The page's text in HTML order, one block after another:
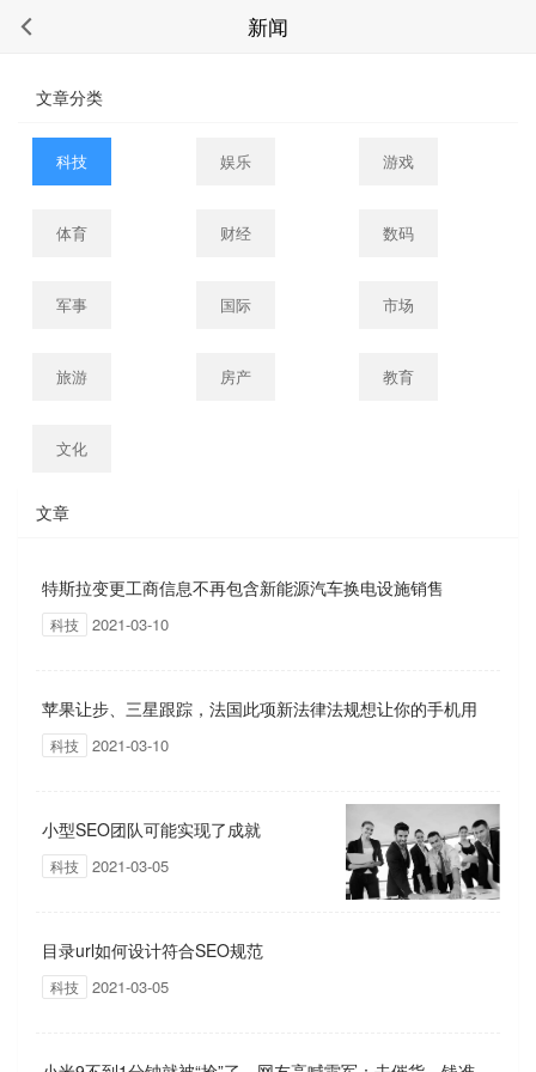
新闻
文章分类
科技 娱乐 游戏
体育 财经 数码
军事 国际 市场
旅游 房产 教育
文化
文章
特斯拉变更工商信息不再包含新能源汽车换电设施销售
科技 2021-03-10
苹果让步、三星跟踪，法国此项新法律法规想让你的手机用
更久
科技 2021-03-10
小型SEO团队可能实现了成就
科技 2021-03-05
目录url如何设计符合SEO规范
科技 2021-03-05